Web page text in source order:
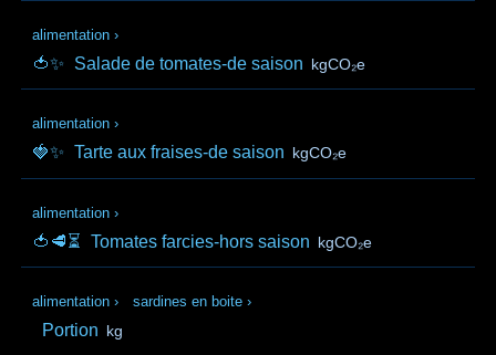
alimentation ›
🍅✨ Salade de tomates-de saison kgCO₂e
alimentation ›
🍓✨ Tarte aux fraises-de saison kgCO₂e
alimentation ›
🍅🥩⏳ Tomates farcies-hors saison kgCO₂e
alimentation › sardines en boite ›
Portion kg